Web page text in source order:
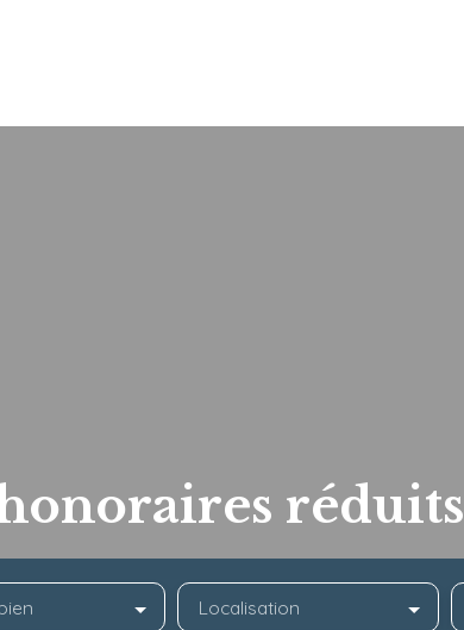
réduits
Localisation